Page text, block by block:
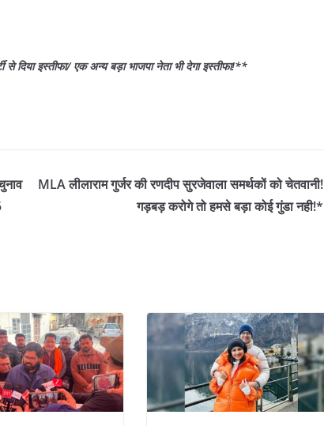
से दिया इस्तीफा/ एक अन्य बड़ा भाजपा नेता भी देगा इस्तीफा!**
MLA लीलाराम गुर्जर की रणदीप सुरजेवाला समर्थकों को चेतवानी!
गड़बड़ करोगे तो हमसे बड़ा कोई गुंडा नही!*